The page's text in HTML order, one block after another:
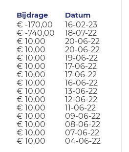
Bijdrage Datum
€ -170,00
16-02-23
€ -740,00
18-07-22
€ 10,00
20-06-22
€ 10,00
20-06-22
€ 10,00
19-06-22
€ 10,00
17-06-22
€ 10,00
17-06-22
€ 10,00
16-06-22
€ 10,00
13-06-22
€ 10,00
12-06-22
€ 10,00
11-06-22
€ 10,00
09-06-22
€ 10,00
08-06-22
€ 10,00
07-06-22
€ 10,00 04-06-22